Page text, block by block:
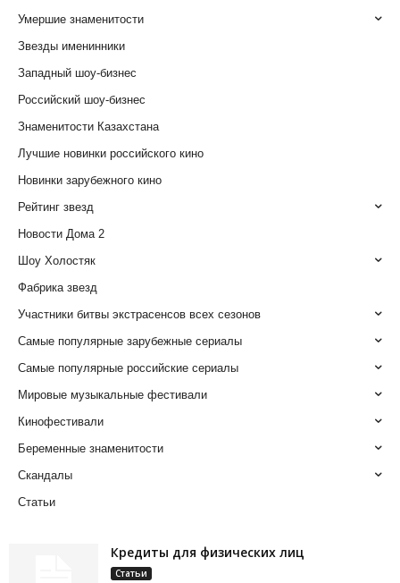
Умершие знаменитости
Звезды именинники
Западный шоу-бизнес
Российский шоу-бизнес
Знаменитости Казахстана
Лучшие новинки российского кино
Новинки зарубежного кино
Рейтинг звезд
Новости Дома 2
Шоу Холостяк
Фабрика звезд
Участники битвы экстрасенсов всех сезонов
Самые популярные зарубежные сериалы
Самые популярные российские сериалы
Мировые музыкальные фестивали
Кинофестивали
Беременные знаменитости
Скандалы
Статьи
Кредиты для физических лиц
Статьи